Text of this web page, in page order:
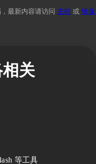
最新内容请访问 主站 或 镜像
相关
等工具